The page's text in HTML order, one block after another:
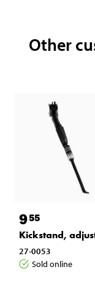
Other
955
Kickstand,
27-0053
Sold online